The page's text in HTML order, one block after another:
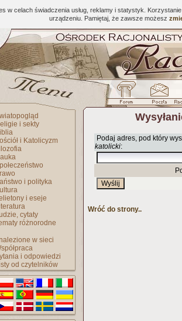
w celach świadczenia usług, reklamy i statystyk.
urządzeniu. Pamiętaj, że zawsze możesz
i sekty
i Katolicyzm
i polityka
i eseje
cytaty
różnorodne
w sieci
i odpowiedzi
od czytelników
Podaj adres, pod który
katolicki:
Wróć do strony..